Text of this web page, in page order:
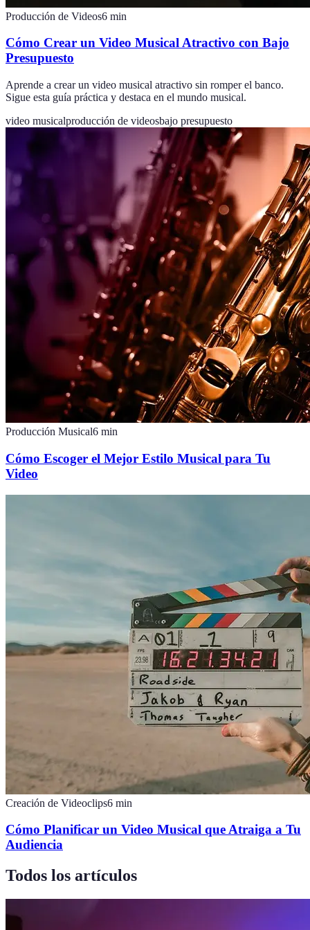
Producción de Videos6 min
Cómo Crear un Video Musical Atractivo con Bajo
Presupuesto
Aprende a crear un video musical atractivo sin romper el banco.
Sigue esta guía práctica y destaca en el mundo musical.
video musicalproducción de videosbajo presupuesto
Producción Musical6 min
Cómo Escoger el Mejor Estilo Musical para Tu
Video
Creación de Videoclips6 min
Cómo Planificar un Video Musical que Atraiga a Tu
Audiencia
Todos los artículos